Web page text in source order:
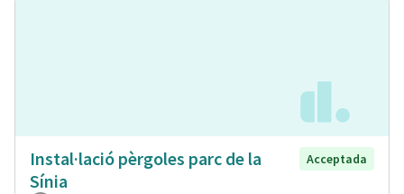
Instal·lació pèrgoles parc de la
Sínia
Acceptada